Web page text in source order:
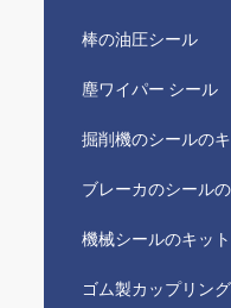
棒の油圧シール
塵ワイパー シール
掘削機のシールの
ブレーカのシール
機械シールのキット
ゴム製カップリン